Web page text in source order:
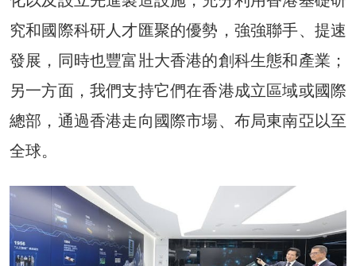
究和國際科研人才匯聚的優勢，強強聯手、提速
發展，同時也豐富壯大香港的創科生態和產業；
另一方面，我們支持它們在香港成立區域或國際
總部，通過香港走向國際市場、布局東南亞以至
全球。